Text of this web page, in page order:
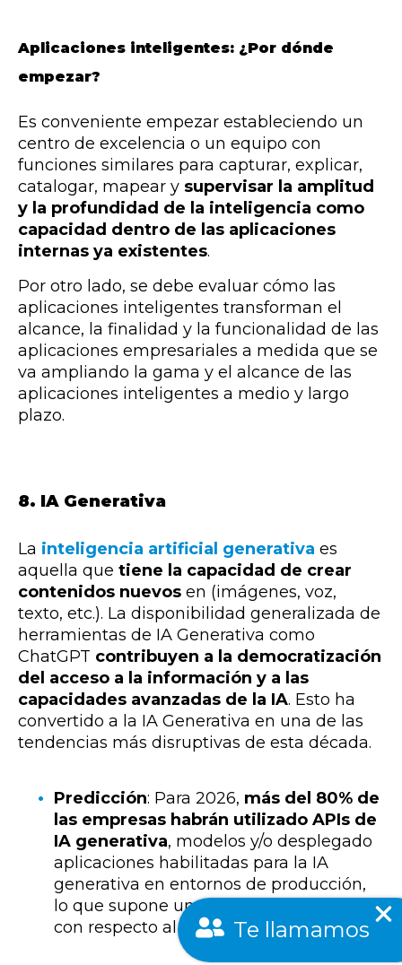
Aplicaciones inteligentes: ¿Por dónde
empezar?
Es conveniente empezar estableciendo un
centro de excelencia o un equipo con
funciones similares para capturar, explicar,
catalogar, mapear y supervisar la amplitud
y la profundidad de la inteligencia como
capacidad dentro de las aplicaciones
internas ya existentes.
Por otro lado, se debe evaluar cómo las
aplicaciones inteligentes transforman el
alcance, la finalidad y la funcionalidad de las
aplicaciones empresariales a medida que se
va ampliando la gama y el alcance de las
aplicaciones inteligentes a medio y largo
plazo.
8. IA Generativa
La inteligencia artificial generativa es
aquella que tiene la capacidad de crear
contenidos nuevos en (imágenes, voz,
texto, etc.). La disponibilidad generalizada de
herramientas de IA Generativa como
ChatGPT contribuyen a la democratización
del acceso a la información y a las
capacidades avanzadas de la IA. Esto ha
convertido a la IA Generativa en una de las
tendencias más disruptivas de esta década.
Predicción: Para 2026, más del 80% de
las empresas habrán utilizado APIs de
IA generativa, modelos y/o desplegado
aplicaciones habilitadas para la IA
generativa en entornos de producción,
lo que supone un aumento considerable
con respecto al 5% actual.Te llamamos